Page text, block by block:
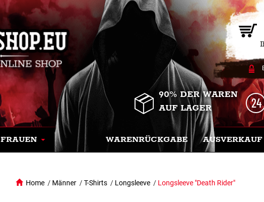
90% DER WAREN
AUF LAGER
FRAUEN WARENRÜCKGABE AUSVERKAUF
Home / Männer /T-Shirts / Longsleeve / Longsleeve "Death Rider"